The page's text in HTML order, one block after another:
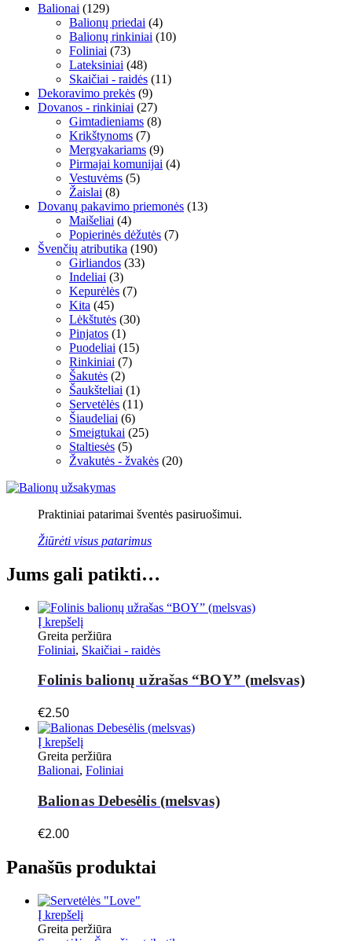
Balionai (129)
Balionų priedai (4)
Balionų rinkiniai (10)
Foliniai (73)
Lateksiniai (48)
Skaičiai - raidės (11)
Dekoravimo prekės (9)
Dovanos - rinkiniai (27)
Gimtadieniams (8)
Krikštynoms (7)
Mergvakariams (9)
Pirmajai komunijai (4)
Vestuvėms (5)
Žaislai (8)
Dovanų pakavimo priemonės (13)
Maišeliai (4)
Popierinės dėžutės (7)
Švenčių atributika (190)
Girliandos (33)
Indeliai (3)
Kepurėlės (7)
Kita (45)
Lėkštutės (30)
Pinjatos (1)
Puodeliai (15)
Rinkiniai (7)
Šakutės (2)
Šaukšteliai (1)
Servetėlės (11)
Šiaudeliai (6)
Smeigtukai (25)
Staltiesės (5)
Žvakutės - žvakės (20)
Praktiniai patarimai šventės pasiruošimui.
Žiūrėti visus patarimus
Jums gali patikti…
Į krepšelį
Greita peržiūra
Foliniai, Skaičiai - raidės
Folinis balionų užrašas “BOY” (melsvas)
€2.50
Į krepšelį
Greita peržiūra
Balionai, Foliniai
Balionas Debesėlis (melsvas)
€2.00
Panašūs produktai
Į krepšelį
Greita peržiūra